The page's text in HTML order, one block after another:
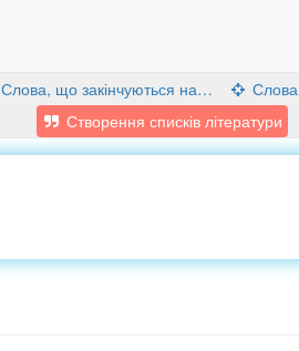
Слова, що закінчуються на…
Створення списків літератури